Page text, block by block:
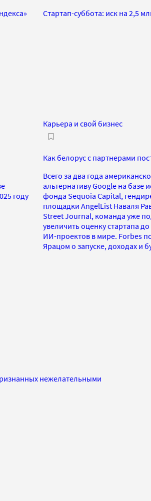
Стартап-суббота: иск на 2,5
году
Карьера и свой бизнес
Как белорус с партнерами
Всего за два года
альтернативу Google на базе
фонда Sequoia Capital,
площадки AngelList Наваля
Street Journal, команда уже
увеличить оценку стартапа
ИИ-проектов в мире. Forbes
Ярацом о запуске, доходах и
нежелательными